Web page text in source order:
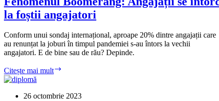
la foștii angajatori
Conform unui sondaj internațional, aproape 20% dintre angajații care
au renunțat la joburi în timpul pandemiei s-au întors la vechii
angajatori. E de bine sau de rău? Depinde.
Citește mai mult
se
26 octombrie 2023